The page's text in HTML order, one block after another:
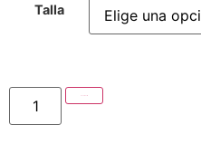
Talla